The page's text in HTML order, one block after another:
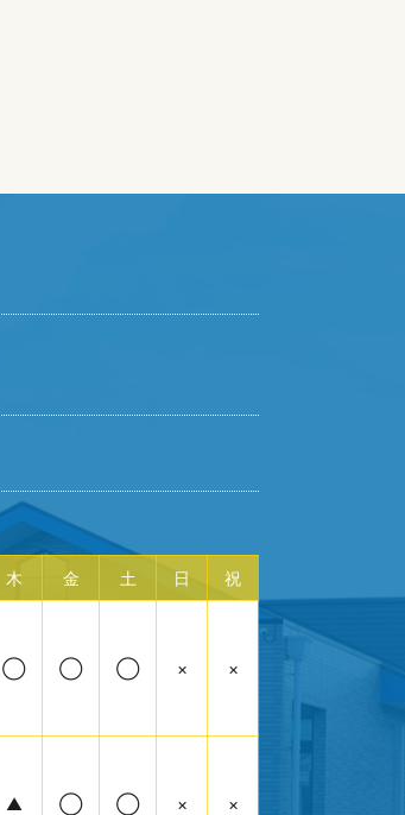
木 金 土 日 祝
◯ ◯ ◯ × ×
▲ ◯ ◯ × ×